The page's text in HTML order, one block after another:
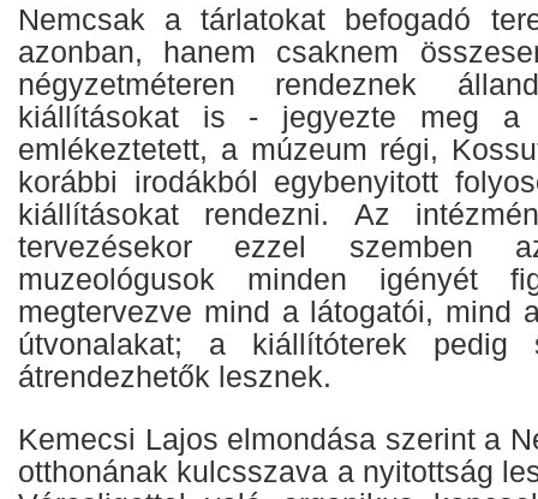
Nemcsak a tárlatokat befogadó
azonban, hanem csaknem
négyzetméteren rendeznek
kiállításokat is - jegyezte meg a
emlékeztetett, a múzeum régi,
korábbi irodákból egybenyitott
kiállításokat rendezni. Az
tervezésekor ezzel szemben
muzeológusok minden igényét
megtervezve mind a látogatói, mind
útvonalakat; a kiállítóterek pedig
átrendezhetők lesznek.
Kemecsi Lajos elmondása szerint a
otthonának kulcsszava a nyitottság